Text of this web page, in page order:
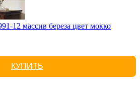
12 массив береза цвет мокко
КУПИТЬ